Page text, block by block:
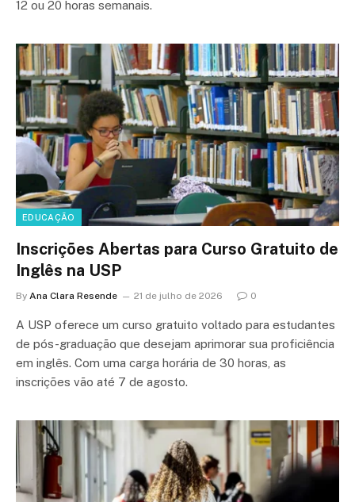
12 ou 20 horas semanais.
EDUCAÇÃO
Inscrições Abertas para Curso Gratuito de
Inglês na USP
By Ana Clara Resende 21 de julho de 2026 0
A USP oferece um curso gratuito voltado para estudantes
de pós-graduação que desejam aprimorar sua proficiência
em inglês. Com uma carga horária de 30 horas, as
inscrições vão até 7 de agosto.